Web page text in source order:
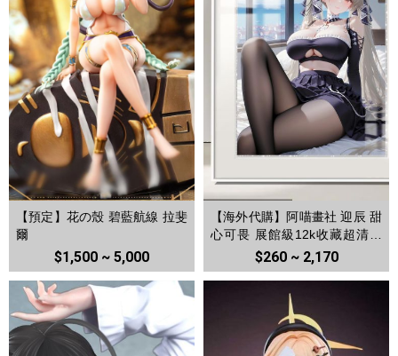
【預定】花の殼 碧藍航線 拉斐
爾
$1,500 ~ 5,000
【海外代購】阿喵畫社 迎辰 甜
心可畏 展館級12k收藏超清精
裱畫 透明卡磚 冰箱貼
$260 ~ 2,170